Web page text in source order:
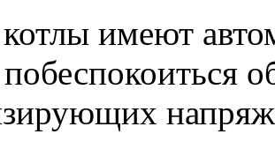
имеют
побеспокоиться